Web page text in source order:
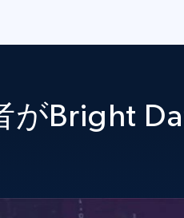
がBright